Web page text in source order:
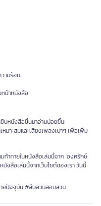
วามร้อน
หน้าหนังสือ
บหนังสือขึ้นมาอ่านบ่อยขึ้น
มาะสมและเสียงเพลงเบาๆ เพื่อเพิ่ม
ท้าทายในหนังสือเล่มนี้จาก ‘องครักษ์
งสือเล่มนี้จากเว็บไซต์ของเรา วันนี้
ปัจจุบัน #สืบสวนสอบสวน